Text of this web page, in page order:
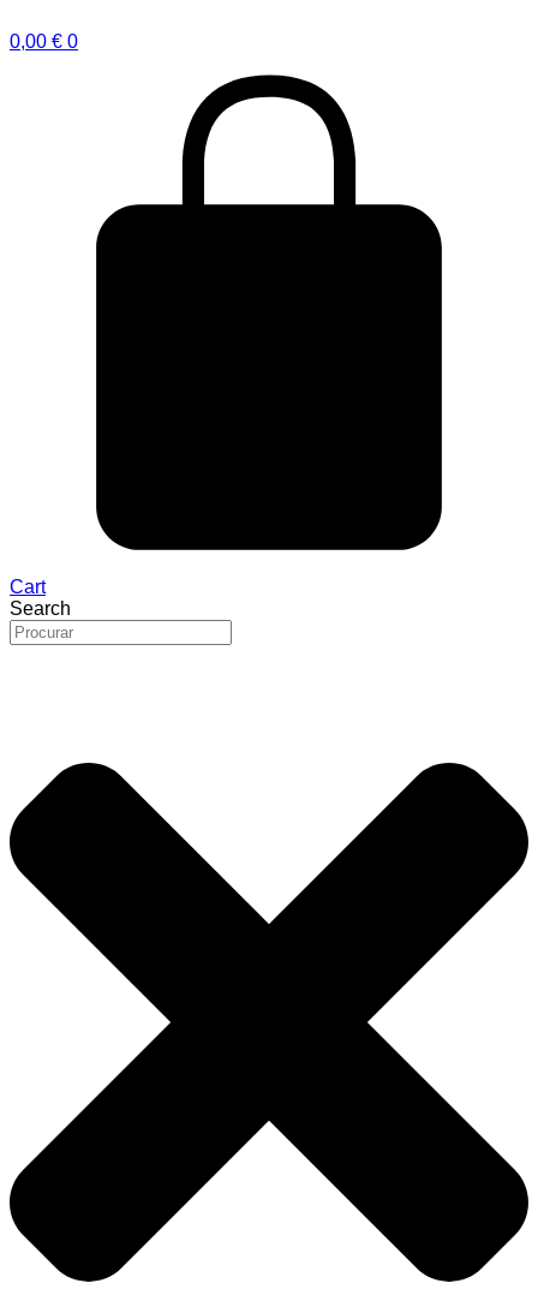
0,00 € 0
Cart
Search